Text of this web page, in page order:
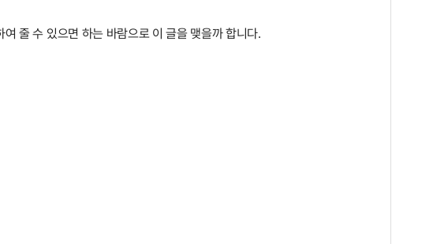
줄 수 있으면 하는 바람으로 이 글을 맺을까 합니다.